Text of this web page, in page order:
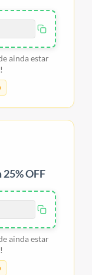
ainda estar
OFF
ainda estar